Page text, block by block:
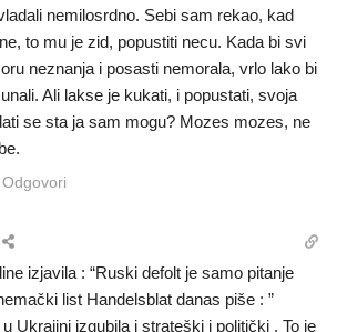
nemilosrdno. Sebi sam rekao, kad
to mu je zid, popustiti necu. Kada bi svi
neznanja i posasti nemorala, vrlo lako bi
Ali lakse je kukati, i popustati, svoja
se sta ja sam mogu? Mozes mozes, ne
Odgovori
izjavila : “Ruski defolt je samo pitanje
list Handelsblat danas piše : ”
Ukrajini izgubila i strateški i politički . To je